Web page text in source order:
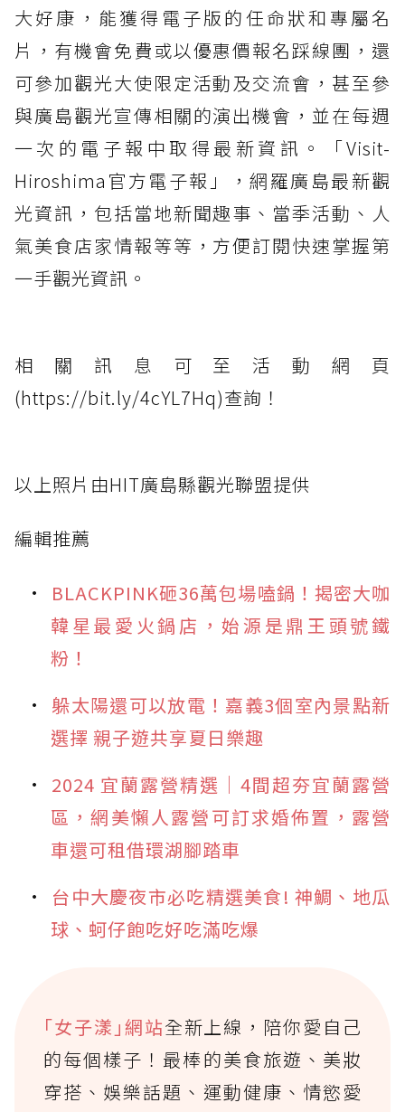
大好康，能獲得電子版的任命狀和專屬名
片，有機會免費或以優惠價報名踩線團，還
可參加觀光大使限定活動及交流會，甚至參
與廣島觀光宣傳相關的演出機會，並在每週
一次的電子報中取得最新資訊。「Visit-
Hiroshima官方電子報」，網羅廣島最新觀
光資訊，包括當地新聞趣事、當季活動、人
氣美食店家情報等等，方便訂閱快速掌握第
一手觀光資訊。
相關訊息可至活動網頁
(https://bit.ly/4cYL7Hq)查詢！
以上照片由HIT廣島縣觀光聯盟提供
編輯推薦
BLACKPINK砸36萬包場嗑鍋！揭密大咖
韓星最愛火鍋店，始源是鼎王頭號鐵
粉！
躲太陽還可以放電！嘉義3個室內景點新
選擇 親子遊共享夏日樂趣
2024 宜蘭露營精選｜4間超夯宜蘭露營
區，網美懶人露營可訂求婚佈置，露營
車還可租借環湖腳踏車
台中大慶夜市必吃精選美食! 神鯛、地瓜
球、蚵仔飽吃好吃滿吃爆
｢女子漾｣網站全新上線，陪你愛自己
的每個樣子！最棒的美食旅遊、美妝
穿搭、娛樂話題、運動健康、情慾愛